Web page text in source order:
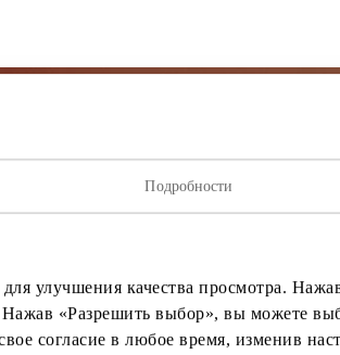
Подробности
улучшения качества просмотра.
«Разрешить выбор», вы можете
согласие в любое время, изменив
на